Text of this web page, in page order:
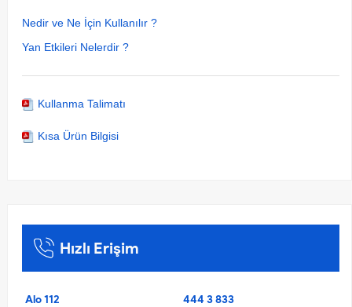
Nedir ve Ne İçin Kullanılır ?
Yan Etkileri Nelerdir ?
Kullanma Talimatı
Kısa Ürün Bilgisi
Hızlı Erişim
Alo 112
444 3 833